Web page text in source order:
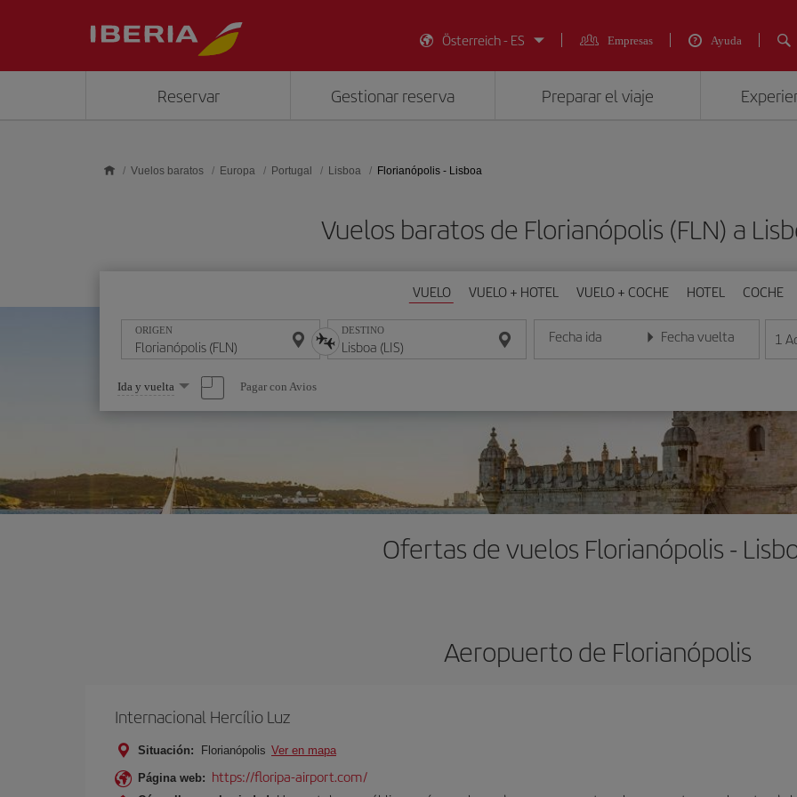
Österreich - ES
Empresas Ayuda
Reservar Gestionar reserva Preparar el viaje
Vuelos baratos Europa Portugal Lisboa Florianópolis - Lisboa
Vuelos baratos de Florianópolis (FLN) a
VUELO VUELO + HOTEL VUELO + COCHE HOTEL COCHE
ORIGEN DESTINO Fecha ida
Introduce la fecha en formato día/mes/año
Fecha vuelta
Introduce la fecha en 1
Seleccione
una
opción
Ida y vuelta Pagar con Avios
Ofertas de vuelos Florianópolis -
Aeropuerto de Florianópolis
Internacional Hercílio Luz
Situación: Florianópolis Ver en mapa
Página web: https://floripa-airport.com/